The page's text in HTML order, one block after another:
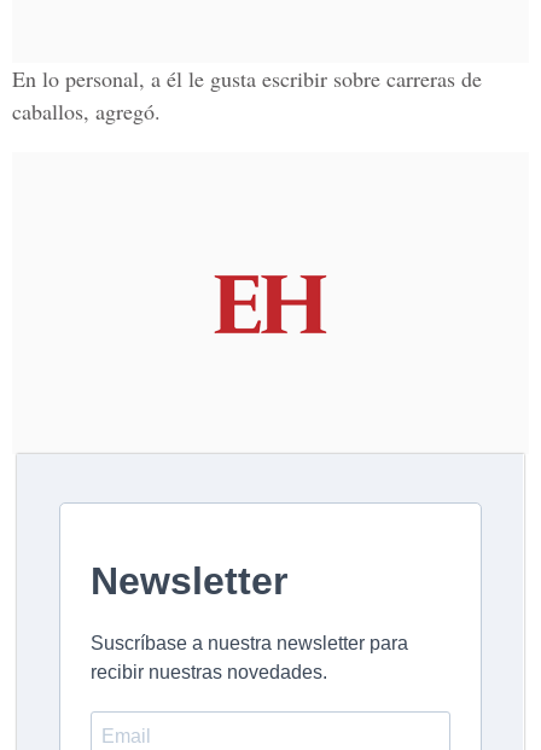
En lo personal, a él le gusta escribir sobre carreras de
caballos, agregó.